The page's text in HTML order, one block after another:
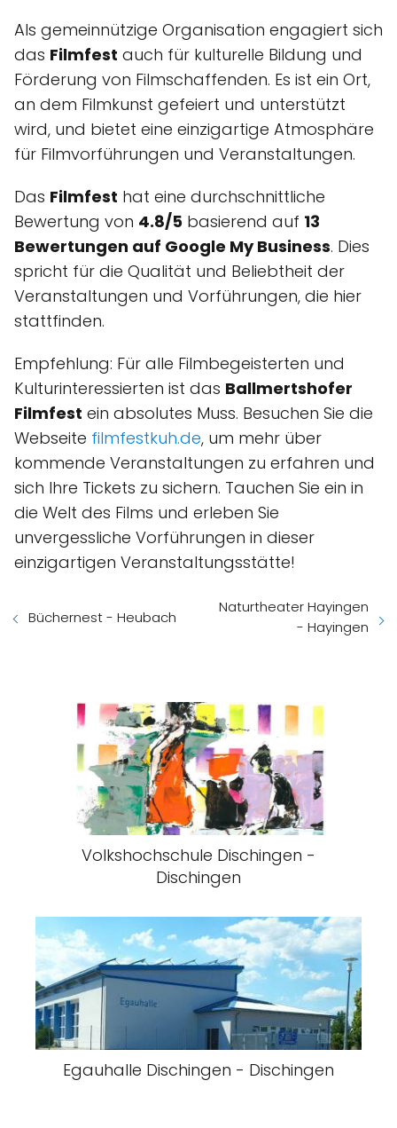
Als gemeinnützige Organisation engagiert sich
das Filmfest auch für kulturelle Bildung und
Förderung von Filmschaffenden. Es ist ein Ort,
an dem Filmkunst gefeiert und unterstützt
wird, und bietet eine einzigartige Atmosphäre
für Filmvorführungen und Veranstaltungen.
Das Filmfest hat eine durchschnittliche
Bewertung von 4.8/5 basierend auf 13
Bewertungen auf Google My Business. Dies
spricht für die Qualität und Beliebtheit der
Veranstaltungen und Vorführungen, die hier
stattfinden.
Empfehlung: Für alle Filmbegeisterten und
Kulturinteressierten ist das Ballmertshofer
Filmfest ein absolutes Muss. Besuchen Sie die
Webseite filmfestkuh.de, um mehr über
kommende Veranstaltungen zu erfahren und
sich Ihre Tickets zu sichern. Tauchen Sie ein in
die Welt des Films und erleben Sie
unvergessliche Vorführungen in dieser
einzigartigen Veranstaltungsstätte!
Büchernest - Heubach
Naturtheater Hayingen
- Hayingen
Volkshochschule Dischingen -
Dischingen
Egauhalle Dischingen - Dischingen